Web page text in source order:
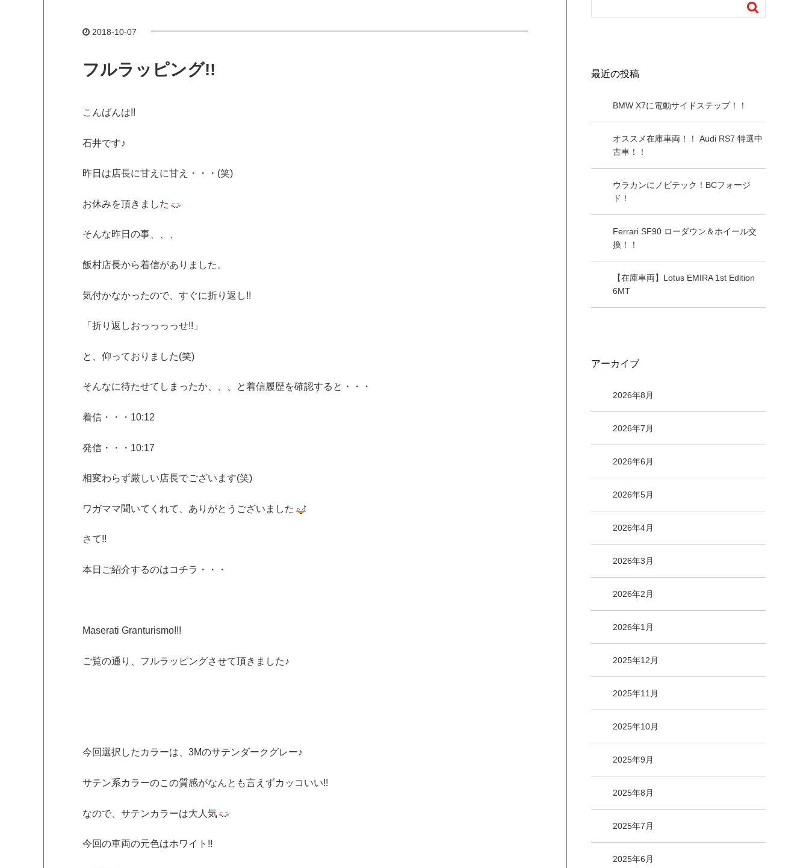
2018-10-07
フルラッピング!!
こんばんは!!
石井です♪
昨日は店長に甘えに甘え・・・(笑)
お休みを頂きました
そんな昨日の事、、、
飯村店長から着信がありました。
気付かなかったので、すぐに折り返し!!
「折り返しおっっっっせ!!」
と、仰っておりました(笑)
そんなに待たせてしまったか、、、と着信履歴を確認すると・・・
着信・・・10:12
発信・・・10:17
相変わらず厳しい店長でございます(笑)
ワガママ聞いてくれて、ありがとうございました
さて!!
本日ご紹介するのはコチラ・・・
Maserati Granturismo!!!
ご覧の通り、フルラッピングさせて頂きました♪
今回選択したカラーは、3Mのサテンダークグレー♪
サテン系カラーのこの質感がなんとも言えずカッコいい!!
なので、サテンカラーは大人気
今回の車両の元色はホワイト!!

最近の投稿
BMW X7に電動サイドステップ！！
オススメ在庫車両！！ Audi RS7 特選中
古車！！
ウラカンにノビテック！BCフォージ
ド！
Ferrari SF90 ローダウン＆ホイール交
換！！
【在庫車両】Lotus EMIRA 1st Edition
6MT
アーカイブ
2026年8月
2026年7月
2026年6月
2026年5月
2026年4月
2026年3月
2026年2月
2026年1月
2025年12月
2025年11月
2025年10月
2025年9月
2025年8月
2025年7月
2025年6月